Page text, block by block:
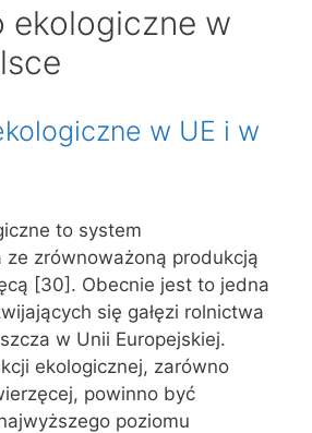
ekologiczne w
w UE i w
to system
ze zrównoważoną produkcją
[30]. Obecnie jest to jedna
się gałęzi rolnictwa
w Unii Europejskiej.
ekologicznej, zarówno
powinno być
poziomu